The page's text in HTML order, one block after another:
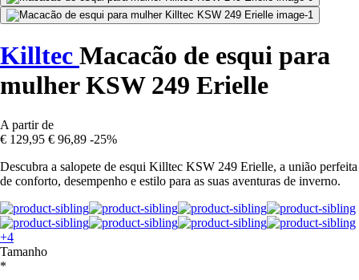
Killtec Macacão de esqui para
mulher KSW 249 Erielle
A partir de
€ 129,95 € 96,89 -25%
Descubra a salopete de esqui Killtec KSW 249 Erielle, a união perfeita
de conforto, desempenho e estilo para as suas aventuras de inverno.
+4
Tamanho
*